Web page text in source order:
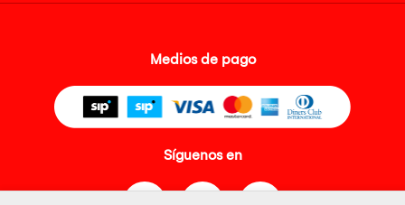
Medios de pago
Síguenos en